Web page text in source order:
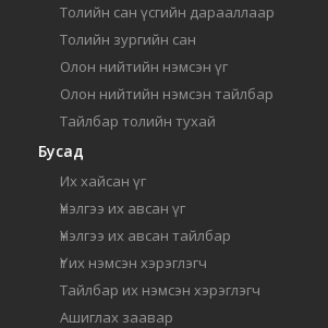
Толийн сан үсгийн дарааллаар
Толийн зургийн сан
Олон нийтийн нэмсэн үг
Олон нийтийн нэмсэн тайлбар
Тайлбар толийн тухай
Бусад
Их хайсан үг
Үнэлгээ их авсан үг
Үнэлгээ их авсан тайлбар
Үг их нэмсэн хэрэглэгч
Тайлбар их нэмсэн хэрэглэгч
Ашиглах заавар